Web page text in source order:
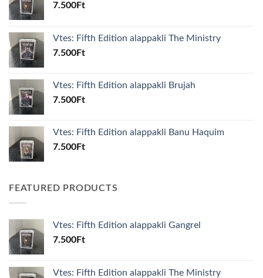
7.500Ft
Vtes: Fifth Edition alappakli The Ministry
7.500Ft
Vtes: Fifth Edition alappakli Brujah
7.500Ft
Vtes: Fifth Edition alappakli Banu Haquim
7.500Ft
FEATURED PRODUCTS
Vtes: Fifth Edition alappakli Gangrel
7.500Ft
Vtes: Fifth Edition alappakli The Ministry